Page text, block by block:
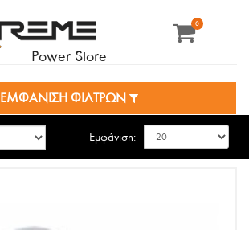
Power Store
0
ΕΜΦΑΝΙΣΗ ΦΙΛΤΡΩΝ
Εμφάνιση: